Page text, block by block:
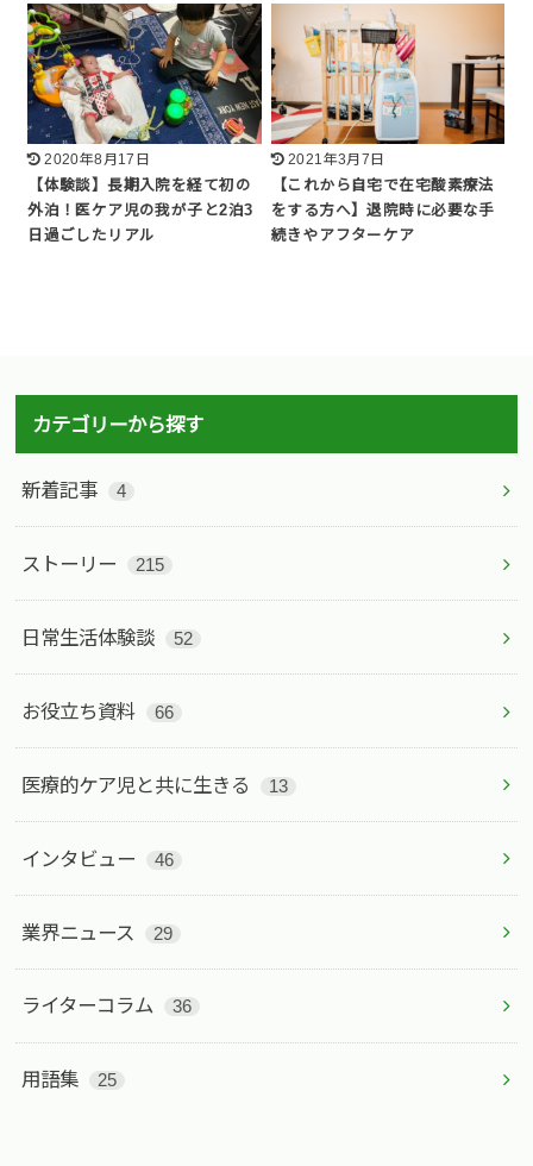
2020年8月17日
【体験談】長期入院を経て初の
外泊！医ケア児の我が子と2泊3
日過ごしたリアル
2021年3月7日
【これから自宅で在宅酸素療法
をする方へ】退院時に必要な手
続きやアフターケア
カテゴリーから探す
新着記事 4
ストーリー 215
日常生活体験談 52
お役立ち資料 66
医療的ケア児と共に生きる 13
インタビュー 46
業界ニュース 29
ライターコラム 36
用語集 25